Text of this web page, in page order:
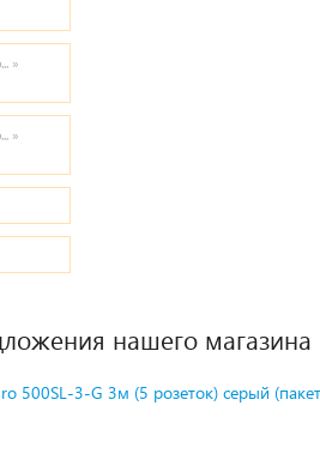
»
»
нашего магазина
500SL-3-G 3м (5 розеток) серый